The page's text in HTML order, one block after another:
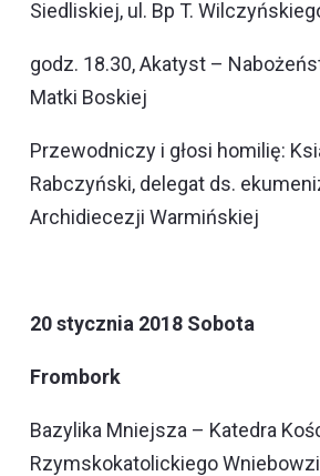
Siedliskiej, ul. Bp T.
godz. 18.30,Akatyst –
Matki Boskiej
Przewodniczy i głosi homilię:
Rabczyński, delegat ds.
Archidiecezji Warmińskiej
20 stycznia 2018 Sobota
Frombork
Bazylika Mniejsza – Katedra
Rzymskokatolickiego